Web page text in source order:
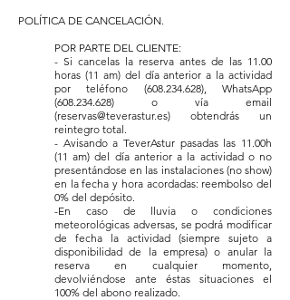
POLÍTICA DE CANCELACIÓN.
POR PARTE DEL CLIENTE:
- Si cancelas la reserva antes de las 11.00
horas (11 am) del día anterior a la actividad
por teléfono (608.234.628), WhatsApp
(608.234.628) o vía email
(reservas@teverastur.es) obtendrás un
reintegro total.
- Avisando a TeverAstur pasadas las 11.00h
(11 am) del día anterior a la actividado no
presentándose en las instalaciones (no show)
en la fecha y hora acordadas: reembolso del
0% del depósito.
-En caso de lluvia o condiciones
meteorológicas adversas, se podrá modificar
de fecha la actividad (siempre sujeto a
disponibilidad de la empresa) o anular la
reserva en cualquier momento,
devolviéndose ante éstas situaciones el
100% del abono realizado.